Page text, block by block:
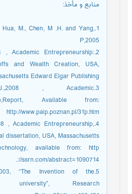
منابع و مأخذ:
Hua, M., Chen, M .H. and Yang,
P,2005
, Academic Entrepreneurship:
and Wealth Creation, USA,
Edward Elgar Publishing
J.,2008 , Academic
Available from:
http://www.paip.poznan.pl/31p.htm
, Academic Entrepreneurship,
dissertation, USA, Massachusetts
available from: http
://ssrn.com/abstract=1090714.
“The Invention of the
university”, Research